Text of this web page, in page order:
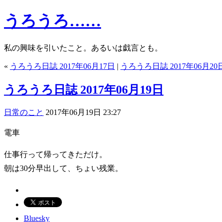
うろうろ……
私の興味を引いたこと。あるいは戯言とも。
« うろうろ日誌 2017年06月17日 | うろうろ日誌 2017年06月20
うろうろ日誌 2017年06月19日
日常のこと 2017年06月19日 23:27
電車
仕事行って帰ってきただけ。
朝は30分早出して、ちょい残業。
Bluesky